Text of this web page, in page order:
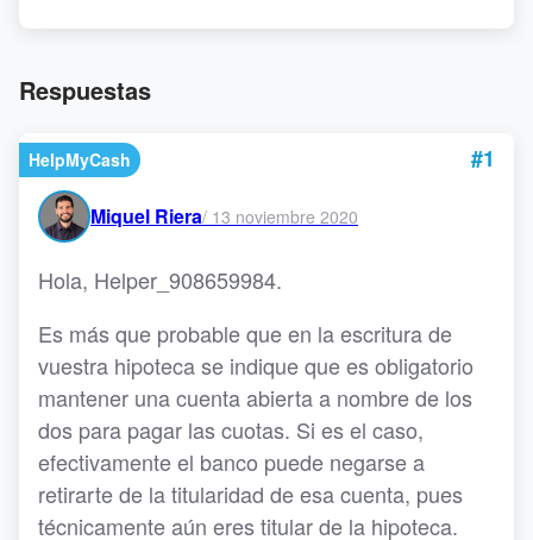
Respuestas
HelpMyCash #1
Miquel Riera/ 13 noviembre 2020
Hola, Helper_908659984.
Es más que probable que en la escritura de
vuestra hipoteca se indique que es obligatorio
mantener una cuenta abierta a nombre de los
dos para pagar las cuotas. Si es el caso,
efectivamente el banco puede negarse a
retirarte de la titularidad de esa cuenta, pues
técnicamente aún eres titular de la hipoteca.